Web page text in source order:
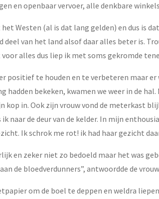
en openbaar vervoer, alle denkbare
Westen (al is dat lang gelden) en dus is
deel van het land alsof daar alles beter is.
alles dus liep ik met soms gekromde
positief te houden en te verbeteren maar
hadden bekeken, kwamen we weer in de
kop in. Ook zijn vrouw vond de meterkast
naar de deur van de kelder. In mijn
Ik schrok me rot! ik had haar gezicht
en zeker niet zo bedoeld maar het was
de bloedverdunners”, antwoordde de
om de boel te deppen en weldra